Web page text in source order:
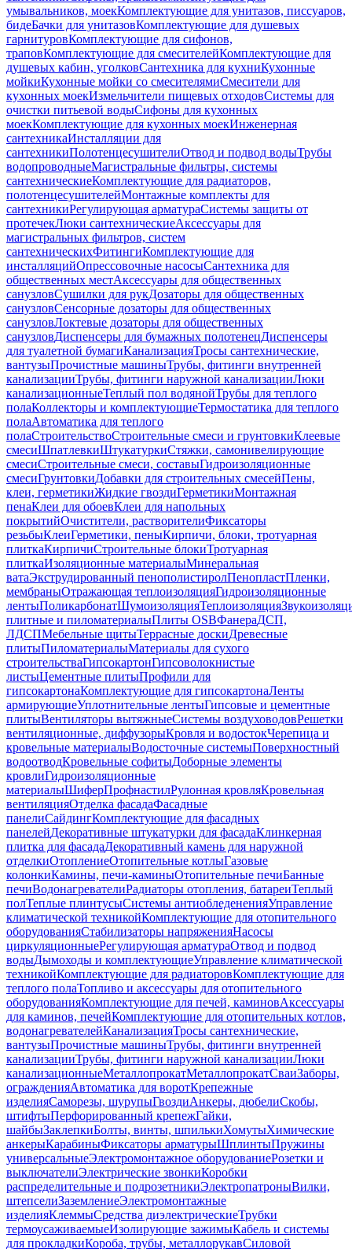
умывальников, моекКомплектующие для унитазов, писсуаров,
бидеБачки для унитазовКомплектующие для душевых
гарнитуровКомплектующие для сифонов,
траповКомплектующие для смесителейКомплектующие для
душевых кабин, уголковСантехника для кухниКухонные
мойкиКухонные мойки со смесителямиСмесители для
кухонных моекИзмельчители пищевых отходовСистемы для
очистки питьевой водыСифоны для кухонных
моекКомплектующие для кухонных моекИнженерная
сантехникаИнсталляции для
сантехникиПолотенцесушителиОтвод и подвод водыТрубы
водопроводныеМагистральные фильтры, системы
сантехническиеКомплектующие для радиаторов,
полотенцесушителейМонтажные комплекты для
сантехникиРегулирующая арматураСистемы защиты от
протечекЛюки сантехническиеАксессуары для
магистральных фильтров, систем
сантехническихФитингиКомплектующие для
инсталляцийОпрессовочные насосыСантехника для
общественных местАксессуары для общественных
санузловСушилки для рукДозаторы для общественных
санузловСенсорные дозаторы для общественных
санузловЛоктевые дозаторы для общественных
санузловДиспенсеры для бумажных полотенецДиспенсеры
для туалетной бумагиКанализацияТросы сантехнические,
вантузыПрочистные машиныТрубы, фитинги внутренней
канализацииТрубы, фитинги наружной канализацииЛюки
канализационныеТеплый пол водянойТрубы для теплого
полаКоллекторы и комплектующиеТермостатика для теплого
полаАвтоматика для теплого
полаСтроительствоСтроительные смеси и грунтовкиКлеевые
смесиШпатлевкиШтукатуркиСтяжки, самонивелирующие
смесиСтроительные смеси, составыГидроизоляционные
смесиГрунтовкиДобавки для строительных смесейПены,
клеи, герметикиЖидкие гвоздиГерметикиМонтажная
пенаКлеи для обоевКлеи для напольных
покрытийОчистители, растворителиФиксаторы
резьбыКлеиГерметики, пеныКирпичи, блоки, тротуарная
плиткаКирпичиСтроительные блокиТротуарная
плиткаИзоляционные материалыМинеральная
ватаЭкструдированный пенополистиролПенопластПленки,
мембраныОтражающая теплоизоляцияГидроизоляционные
лентыПоликарбонатШумоизоляцияТеплоизоляция
плитные и пиломатериалыПлиты OSBФанераДСП,
ЛДСПМебельные щитыТеррасные доскиДревесные
плитыПиломатериалыМатериалы для сухого
строительстваГипсокартонГипсоволокнистые
листыЦементные плитыПрофили для
гипсокартонаКомплектующие для гипсокартонаЛенты
армирующиеУплотнительные лентыГипсовые и цементные
плитыВентиляторы вытяжныеСистемы воздуховодовРешетки
вентиляционные, диффузорыКровля и водостокЧерепица и
кровельные материалыВодосточные системыПоверхностный
водоотводКровельные софитыДоборные элементы
кровлиГидроизоляционные
материалыШиферПрофнастилРулонная кровляКровельная
вентиляцияОтделка фасадаФасадные
панелиСайдингКомплектующие для фасадных
панелейДекоративные штукатурки для фасадаКлинкерная
плитка для фасадаДекоративный камень для наружной
отделкиОтоплениеОтопительные котлыГазовые
колонкиКамины, печи-каминыОтопительные печиБанные
печиВодонагревателиРадиаторы отопления, батареиТеплый
полТеплые плинтусыСистемы антиобледененияУправление
климатической техникойКомплектующие для отопительного
оборудованияСтабилизаторы напряженияНасосы
циркуляционныеРегулирующая арматураОтвод и подвод
водыДымоходы и комплектующиеУправление климатической
техникойКомплектующие для радиаторовКомплектующие для
теплого полаТопливо и аксессуары для отопительного
оборудованияКомплектующие для печей, каминовАксессуары
для каминов, печейКомплектующие для отопительных котлов,
водонагревателейКанализацияТросы сантехнические,
вантузыПрочистные машиныТрубы, фитинги внутренней
канализацииТрубы, фитинги наружной канализацииЛюки
канализационныеМеталлопрокатМеталлопрокатСваиЗаборы,
огражденияАвтоматика для воротКрепежные
изделияСаморезы, шурупыГвоздиАнкеры, дюбелиСкобы,
штифтыПерфорированный крепежГайки,
шайбыЗаклепкиБолты, винты, шпилькиХомутыХимические
анкерыКарабиныФиксаторы арматурыШплинтыПружины
универсальныеЭлектромонтажное оборудованиеРозетки и
выключателиЭлектрические звонкиКоробки
распределительные и подрозетникиЭлектропатроныВилки,
штепселиЗаземлениеЭлектромонтажные
изделияКлеммыСредства диэлектрическиеТрубки
термоусаживаемыеИзолирующие зажимыКабель и системы
для прокладкиКороба, трубы, металлорукавСиловой